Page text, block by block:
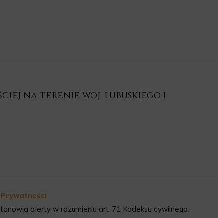
na terenie woj. lubuskiego i
oferty w rozumieniu art. 71 Kodeksu cywilnego.